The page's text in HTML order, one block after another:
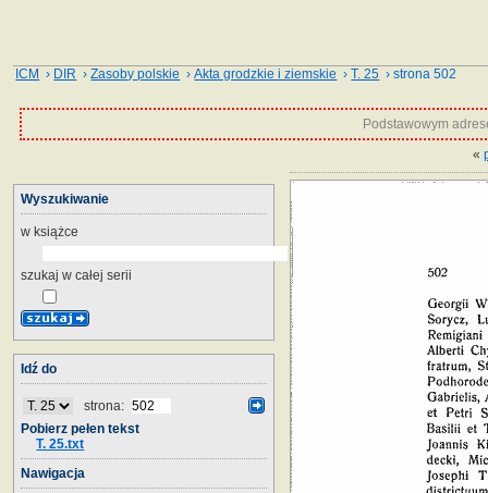
ICM › DIR ›Zasoby polskie ›Akta grodzkie i ziemskie ›T. 25 › strona 502
Podstawowym
«
Wyszukiwanie
w książce
szukaj w całej serii
Idź do
strona:
Pobierz pełen tekst
T. 25.txt
Nawigacja